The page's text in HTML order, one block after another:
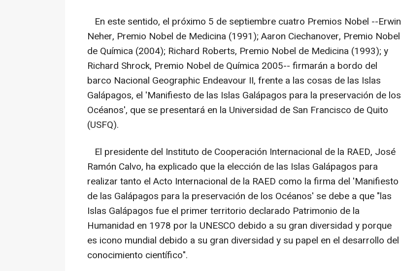
En este sentido, el próximo 5 de septiembre cuatro Premios Nobel --Erwin
Neher, Premio Nobel de Medicina (1991); Aaron Ciechanover, Premio Nobel
de Química (2004); Richard Roberts, Premio Nobel de Medicina (1993); y
Richard Shrock, Premio Nobel de Química 2005-- firmarán a bordo del
barco Nacional Geographic Endeavour II, frente a las cosas de las Islas
Galápagos, el 'Manifiesto de las Islas Galápagos para la preservación de los
Océanos', que se presentará en la Universidad de San Francisco de Quito
(USFQ).
El presidente del Instituto de Cooperación Internacional de la RAED, José
Ramón Calvo, ha explicado que la elección de las Islas Galápagos para
realizar tanto el Acto Internacional de la RAED como la firma del 'Manifiesto
de las Galápagos para la preservación de los Océanos' se debe a que "las
Islas Galápagos fue el primer territorio declarado Patrimonio de la
Humanidad en 1978 por la UNESCO debido a su gran diversidad y porque
es icono mundial debido a su gran diversidad y su papel en el desarrollo del
conocimiento científico".